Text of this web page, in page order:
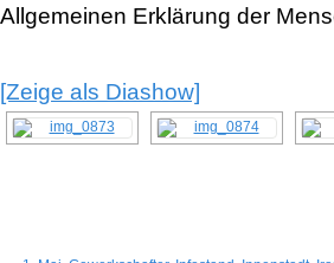
Allgemeinen Erklärung der
[Zeige als Diashow]